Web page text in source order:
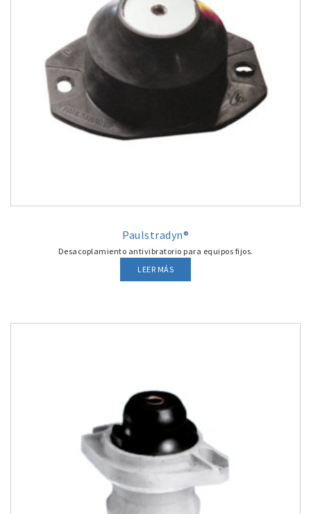
Paulstradyn®
Desacoplamiento antivibratorio para equipos fijos.
LEER MÁS